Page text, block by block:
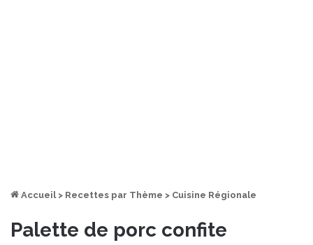
Accueil > Recettes par Thème > Cuisine Régionale
Palette de porc confite